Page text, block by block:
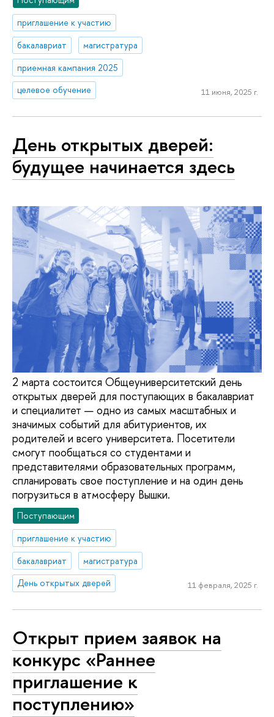
приглашение к участию
бакалавриат
магистратура
приемная кампания 2025
целевое обучение
11 июня, 2025 г.
День открытых дверей:
будущее начинается здесь
2 марта состоится Общеуниверситетский день
открытых дверей для поступающих в бакалавриат
и специалитет — одно из самых масштабных и
значимых событий для абитуриентов, их
родителей и всего университета. Посетители
смогут пообщаться со студентами и
представителями образовательных программ,
спланировать свое поступление и на один день
погрузиться в атмосферу Вышки.
Поступающим
приглашение к участию
бакалавриат
магистратура
День открытых дверей
11 февраля, 2025 г.
Открыт прием заявок на
конкурс «Раннее
приглашение к
поступлению»